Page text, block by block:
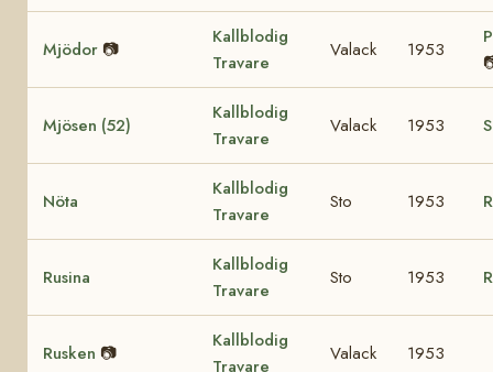
Mjödor 📷
Kallblodig
Travare
Valack 1953
Mjösen (52)
Kallblodig
Travare
Valack 1953
Nöta
Kallblodig
Travare
Sto 1953
Rusina
Kallblodig
Travare
Sto 1953
Rusken 📷
Kallblodig
Travare
Valack 1953